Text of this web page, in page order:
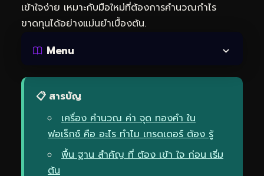
เข้าใจง่าย เหมาะกับมือใหม่ที่ต้องการคำนวณกำไร
ขาดทุนได้อย่างแม่นยำเบื้องต้น.
Menu
📋 สารบัญ
เครื่อง คำนวณ ค่า จุด ทองคำ ใน
ฟอเร็กซ์ คือ อะไร ทำไม เทรดเดอร์ ต้อง รู้
พื้น ฐาน สำคัญ ที่ ต้อง เข้า ใจ ก่อน เริ่ม
ต้น